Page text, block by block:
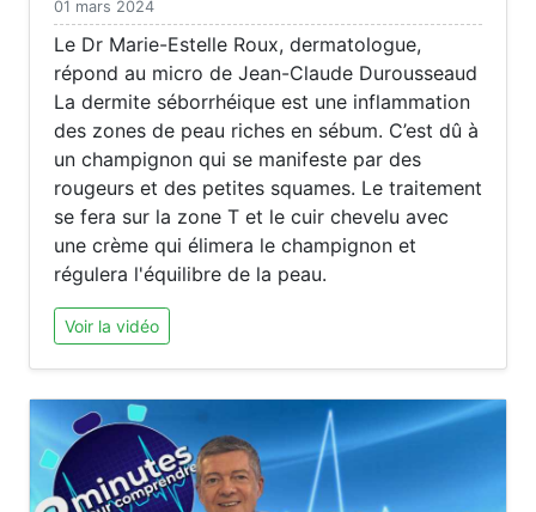
01 mars 2024
Le Dr Marie-Estelle Roux, dermatologue,
répond au micro de Jean-Claude Durousseaud
La dermite séborrhéique est une inflammation
des zones de peau riches en sébum. C’est dû à
un champignon qui se manifeste par des
rougeurs et des petites squames. Le traitement
se fera sur la zone T et le cuir chevelu avec
une crème qui élimera le champignon et
régulera l'équilibre de la peau.
Voir la vidéo